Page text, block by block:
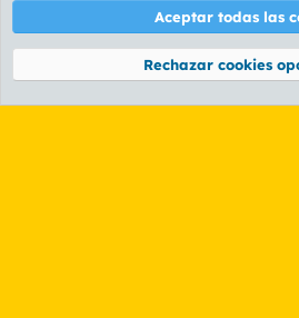
Términos y reglas
Community platform by XenForo® © 2010-2026
Aceptar todas las
Rechazar cookies